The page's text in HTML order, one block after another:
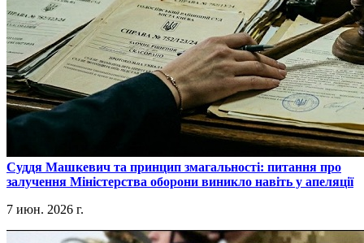
​Суддя Машкевич та принцип змагальності: питання про
залучення Міністерства оборони виникло навіть у апеляції
7 июн. 2026 г.